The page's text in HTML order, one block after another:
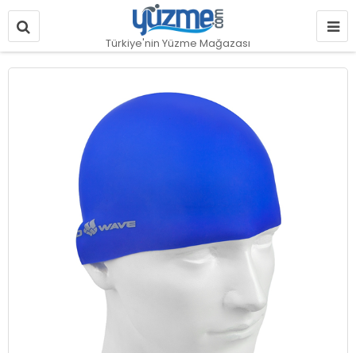
Türkiye'nin Yüzme Mağazası
Resim